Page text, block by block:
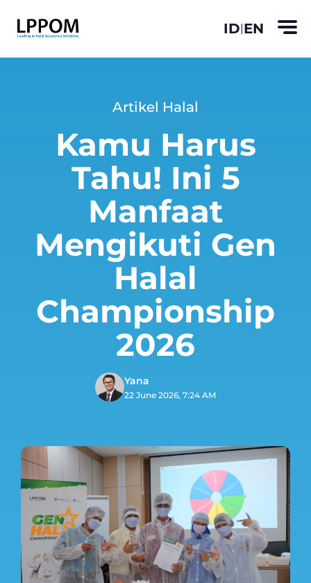
ID|EN
Artikel Halal
Kamu Harus
Tahu! Ini 5
Manfaat
Mengikuti Gen
Halal
Championship
2026
Yana
22 June 2026, 7:24 AM